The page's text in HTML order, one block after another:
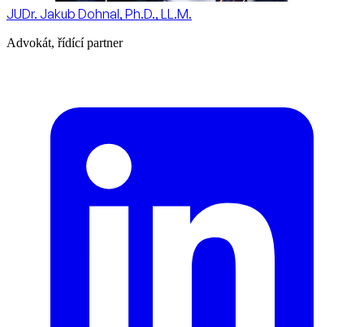
JUDr. Jakub Dohnal, Ph.D., LL.M.
Advokát, řídící partner